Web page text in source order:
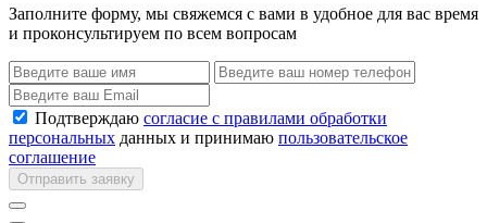
Заполните форму, мы свяжемся с вами в удобное для вас время
и проконсультируем по всем вопросам
Подтверждаю согласие с правилами обработки
персональных данных и принимаю пользовательское
соглашение
Отправить заявку